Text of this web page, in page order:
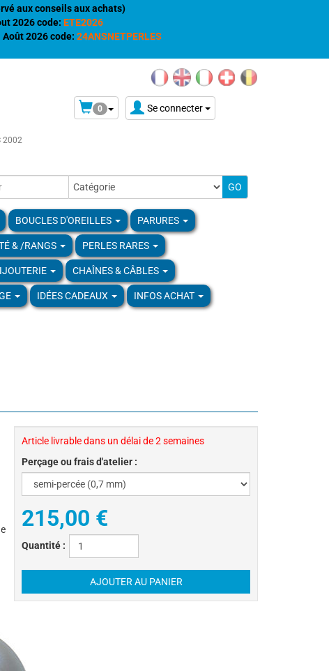
aux conseils aux achats)
2026 code: ETE2026
Août 2026 code: 24ANSNETPERLES
2002
Se connecter
0
BOUCLES D'OREILLES PARURES
& /RANGS PERLES RARES
CHAÎNES & CÂBLES
IDÉES CADEAUX INFOS ACHAT
Article livrable dans un délai de 2 semaines
Perçage ou frais d'atelier :
215,00 €
Quantité :